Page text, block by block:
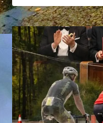
IOC
SETZT
NEUE
M G